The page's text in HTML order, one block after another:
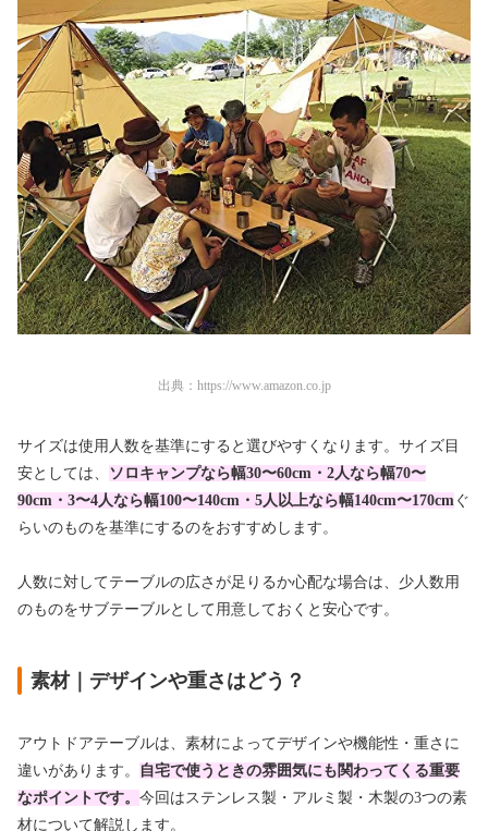
出典： https://www.amazon.co.jp
サイズは使用人数を基準にすると選びやすくなります。サイズ目
安としては、
ソロキャンプなら幅30〜60cm・2人なら幅70〜
90cm・3〜4人なら幅100〜140cm・5人以上なら幅140cm〜170cm ぐ
らいのものを基準にするのをおすすめします。
人数に対してテーブルの広さが足りるか心配な場合は、少人数用
のものをサブテーブルとして用意しておくと安心です。
素材｜デザインや重さはどう？
アウトドアテーブルは、素材によってデザインや機能性・重さに
違いがあります。
自宅で使うときの雰囲気にも関わってくる重要
なポイントです。 今回はステンレス製・アルミ製・木製の3つの素
材について解説します。